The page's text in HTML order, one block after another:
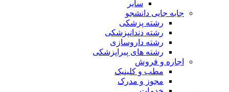
سایر
جابه جایی دانشجو
رشته پزشکی
رشته دندانپزشکی
رشته داروسازی
رشته های پیراپزشکی
اجاره و فروش
مطب و کلینیک
مجوز و مدرک